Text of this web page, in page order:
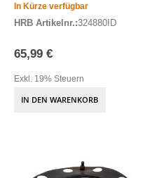
In Kürze verfügbar
HRB Artikelnr.:324880ID
65,99 €
Exkl. 19% Steuern
IN DEN WARENKORB